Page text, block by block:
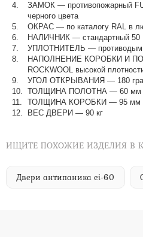
ЗАМОК — противопожарный
черного цвета
ОКРАС — по каталогу RAL в
НАЛИЧНИК — стандартный 50
УПЛОТНИТЕЛЬ —
НАПОЛНЕНИЕ КОРОБКИ И
ROCKWOOL высокой
УГОЛ ОТКРЫВАНИЯ — 180
ТОЛЩИНА ПОЛОТНА — 60 мм
ТОЛЩИНА КОРОБКИ — 95 мм
ВЕС ДВЕРИ — 90 кг
ИЩИТЕ ПОХОЖИЕ ИЗДЕЛИЯ В
Двери антипаника ei-60